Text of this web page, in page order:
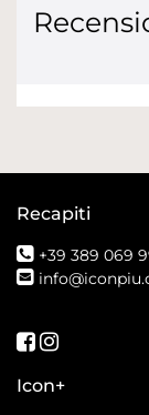
Recapiti
+39 389 069
Seguici su
Seguici su
Icon+